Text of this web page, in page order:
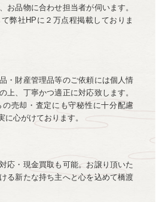
お品物に合わせ担当者が伺います。
弊社HPに２万点程掲載しておりま
・財産管理品等のご依頼には個人情
上、丁寧かつ適正に対応致します。
売却・査定にも守秘性に十分配慮
に心がけております。
応・現金買取も可能。お譲り頂いた
る新たな持ち主へと心を込めて橋渡